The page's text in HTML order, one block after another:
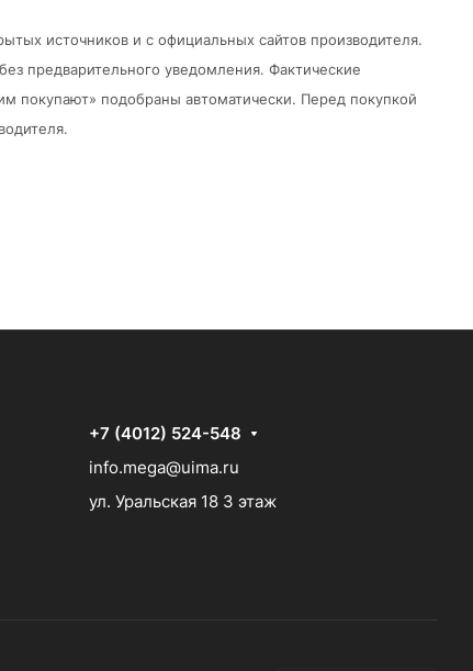
источников и с официальных сайтов производителя.
предварительного уведомления. Фактические
покупают» подобраны автоматически. Перед покупкой
+7 (4012) 524-548
info.mega@uima.ru
ул. Уральская 18 3 этаж